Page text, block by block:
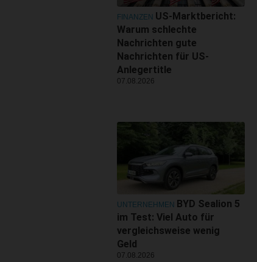
FINANZEN US-Marktbericht:
Warum schlechte
Nachrichten gute
Nachrichten für US-
Anlegertitle
07.08.2026
UNTERNEHMEN BYD Sealion 5
im Test: Viel Auto für
vergleichsweise wenig
Geld
07.08.2026